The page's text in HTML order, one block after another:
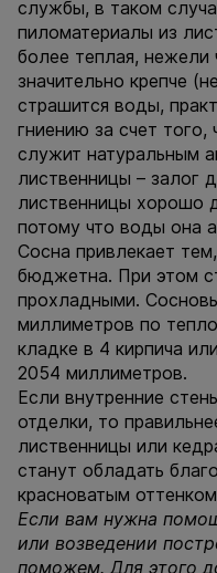
службы, в таком
пиломатериалы из
более теплая, нежели
значительно крепче
страшится воды,
гниению за счет
служит натуральным
лиственницы – залог
лиственницы хорошо
потому что воды она
Сосна привлекает
бюджетна. При этом
прохладными.
миллиметров по
кладке в 4 кирпича
2054 миллиметров.
Если внутренние
отделки, то
лиственницы или
станут обладать
красноватым
Если вам нужна
или возведении
поможем. Для этого